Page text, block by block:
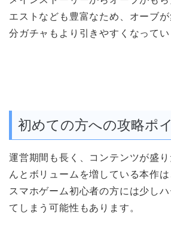
エストなども豊富なため、オーブ
分ガチャもより引きやすくなってい
初めての方への攻略ポ
運営期間も長く、コンテンツが盛
んとボリュームを増している本作は
スマホゲーム初心者の方には少し
てしまう可能性もあります。